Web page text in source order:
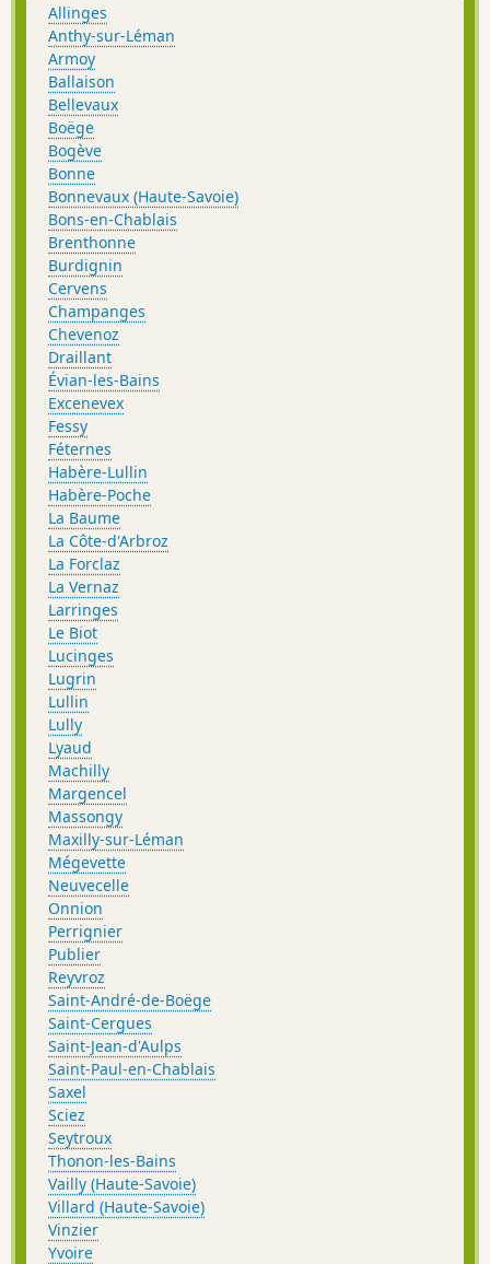
Allinges
Anthy-sur-Léman
Armoy
Ballaison
Bellevaux
Boëge
Bogève
Bonne
Bonnevaux (Haute-Savoie)
Bons-en-Chablais
Brenthonne
Burdignin
Cervens
Champanges
Chevenoz
Draillant
Évian-les-Bains
Excenevex
Fessy
Féternes
Habère-Lullin
Habère-Poche
La Baume
La Côte-d'Arbroz
La Forclaz
La Vernaz
Larringes
Le Biot
Lucinges
Lugrin
Lullin
Lully
Lyaud
Machilly
Margencel
Massongy
Maxilly-sur-Léman
Mégevette
Neuvecelle
Onnion
Perrignier
Publier
Reyvroz
Saint-André-de-Boëge
Saint-Cergues
Saint-Jean-d'Aulps
Saint-Paul-en-Chablais
Saxel
Sciez
Seytroux
Thonon-les-Bains
Vailly (Haute-Savoie)
Villard (Haute-Savoie)
Vinzier
Yvoire